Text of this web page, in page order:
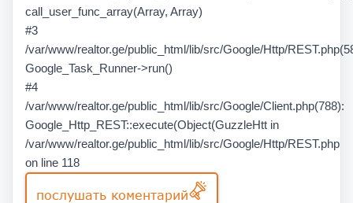
call_user_func_array(Array, Array)
#3
/var/www/realtor.ge/public_html/lib/src/Google/Http/
Google_Task_Runner->run()
#4
/var/www/realtor.ge/public_html/lib/src/Google/Client.php(788):
Google_Http_REST::execute(Object(GuzzleHtt in
/var/www/realtor.ge/public_html/lib/src/Google/Http/REST.php
on line 118
послушать коментарий